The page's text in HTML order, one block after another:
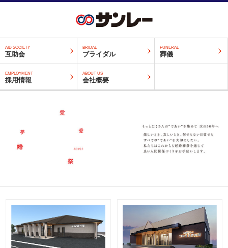
AID SOCIETY
互助会
BRIDAL
ブライダル
FUNERAL
葬儀
EMPLOYMENT
採用情報
ABOUT US
会社概要